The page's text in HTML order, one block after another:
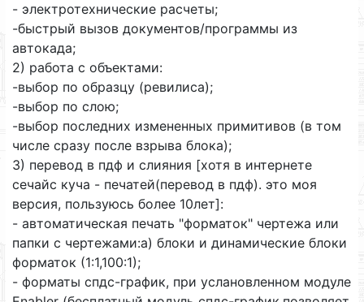
- электротехнические расчеты;
-быстрый вызов документов/программы из
автокада;
2) работа с объектами:
-выбор по образцу (ревилиса);
-выбор по слою;
-выбор последних измененных примитивов (в том
числе сразу после взрыва блока);
3) перевод в пдф и слияния [хотя в интернете
сечайс куча - печатей(перевод в пдф). это моя
версия, пользуюсь более 10лет]:
- автоматическая печать "форматок" чертежа или
папки с чертежами:а) блоки и динамические блоки
форматок (1:1,100:1);
- форматы спдс-график, при услановленном модуле